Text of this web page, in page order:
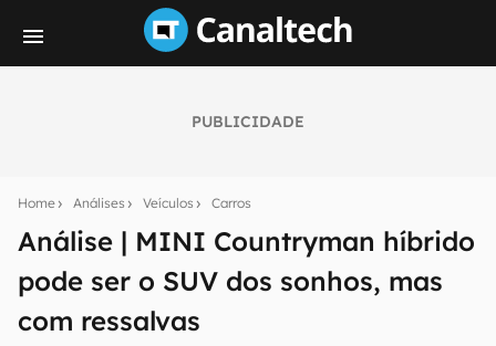
PUBLICIDADE
Home Análises Veículos Carros
Análise | MINI Countryman híbrido
pode ser o SUV dos sonhos, mas
com ressalvas
notícias e reviews sobre tecnologia em primeira
mão.
E-mail